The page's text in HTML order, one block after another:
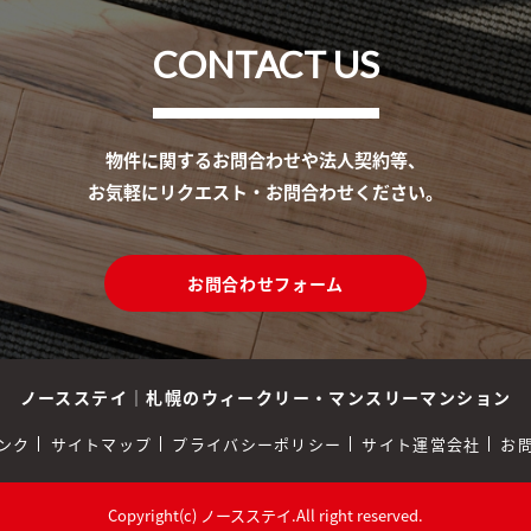
CONTACT US
物件に関するお問合わせや法人契約等、
お気軽にリクエスト・お問合わせください。
お問合わせフォーム
ノースステイ ｜札幌のウィークリー・マンスリーマンション
ク サイトマップ プライバシーポリシー サイト運営会社 お
Copyright(c) ノースステイ.All right reserved.